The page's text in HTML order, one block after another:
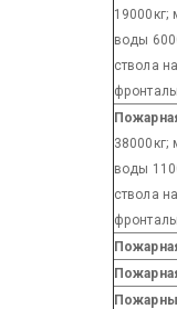
19000кг;
воды
ствола
38000кг;
воды
ствола